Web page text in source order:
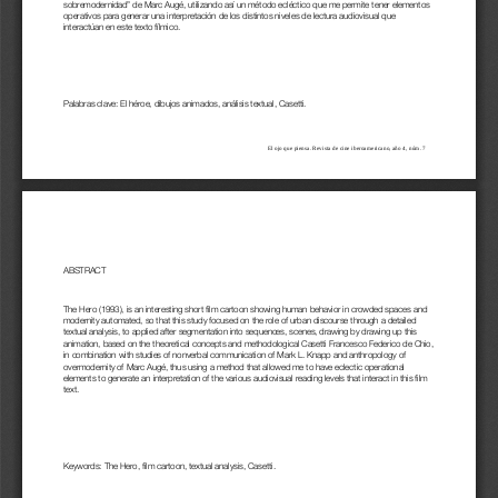
El ojo que piensa. Revista de cine iberoamericano, año 4 , núm. 7
sobremodernidad” de Marc Augé, utilizando así un método ecléctico que me permite tener elementos
operativos para generar una interpretación de los distintos niveles de lectura audiovisual que
interactúan en este texto fílmico.
Palabras clave: El héroe, dibujos animados, análisis textual, Casetti.
ABSTRACT
The Hero (1993), is an interesting short film cartoon showing human behavior in crowded spaces and
modernity automated, so that this study focused on the role of urban discourse through a detailed
textual analysis, to applied after segmentation into sequences, scenes, drawing by drawing up this
animation, based on the theoretical concepts and methodological Casetti Francesco Federico de Chio,
in combination with studies of nonverbal communication of Mark L. Knapp and anthropology of
overmodernity of Marc Augé, thus using a method that allowed me to have eclectic operational
elements to generate an interpretation of the various audiovisual reading levels that interact in this film
text.
Keywords: The Hero, film cartoon, textual analysis, Casetti.